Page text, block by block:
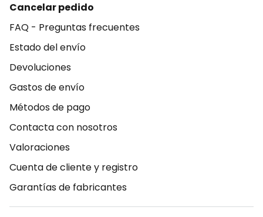
Cancelar pedido
FAQ - Preguntas frecuentes
Estado del envío
Devoluciones
Gastos de envío
Métodos de pago
Contacta con nosotros
Valoraciones
Cuenta de cliente y registro
Garantías de fabricantes